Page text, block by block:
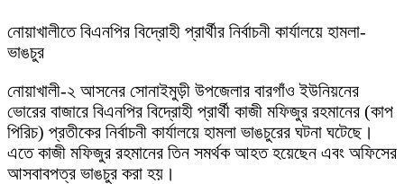
নোয়াখালীতে বিএনপির বিদ্রোহী প্রার্থীর নির্বাচনী কার্যালয়ে হামলা-
ভাঙচুর
নোয়াখালী-২ আসনের সোনাইমুড়ী উপজেলার বারগাঁও ইউনিয়নের
ভোরের বাজারে বিএনপির বিদ্রোহী প্রার্থী কাজী মফিজুর রহমানের (কাপ
পিরিচ) প্রতীকের নির্বাচনী কার্যালয়ে হামলা ভাঙচুরের ঘটনা ঘটেছে।
এতে কাজী মফিজুর রহমানের তিন সমর্থক আহত হয়েছেন এবং অফিসের
আসবাবপত্র ভাঙচুর করা হয়।